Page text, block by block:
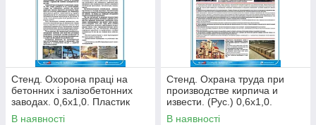
Стенд. Охорона праці на
бетонних і залізобетонних
заводах. 0,6х1,0. Пластик
В наявності
Стенд. Охрана труда при
производстве кирпича и
извести. (Рус.) 0,6х1,0.
Пластик
В наявності